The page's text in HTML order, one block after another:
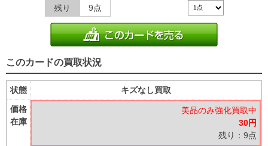
残り 9点
このカードの買取状況
状態
価格
在庫
キズなし買取
美品のみ強化買取中
30円
残り：9点